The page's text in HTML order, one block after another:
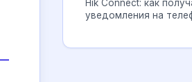
Hik Connect: как
уведомления на